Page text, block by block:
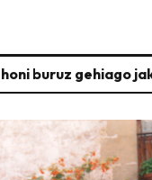
buruz gehiago